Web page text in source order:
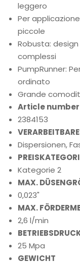
leggero
Per
piccole
Robusta:
complessi
PumpRunner:
ordinato
Grande
Article number
2384153
Dispersionen,
Kategorie 2
MAX.
0,023"
MAX.
2,6 l/min
25 Mpa
GEWICHT